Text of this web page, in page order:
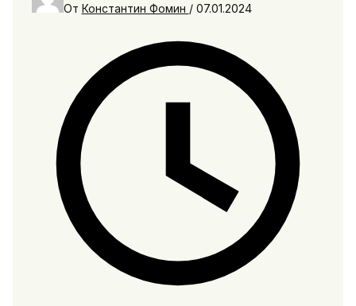
От Константин Фомин / 07.01.2024